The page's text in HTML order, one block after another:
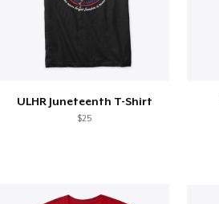
ULHR Juneteenth T-Shirt
$25